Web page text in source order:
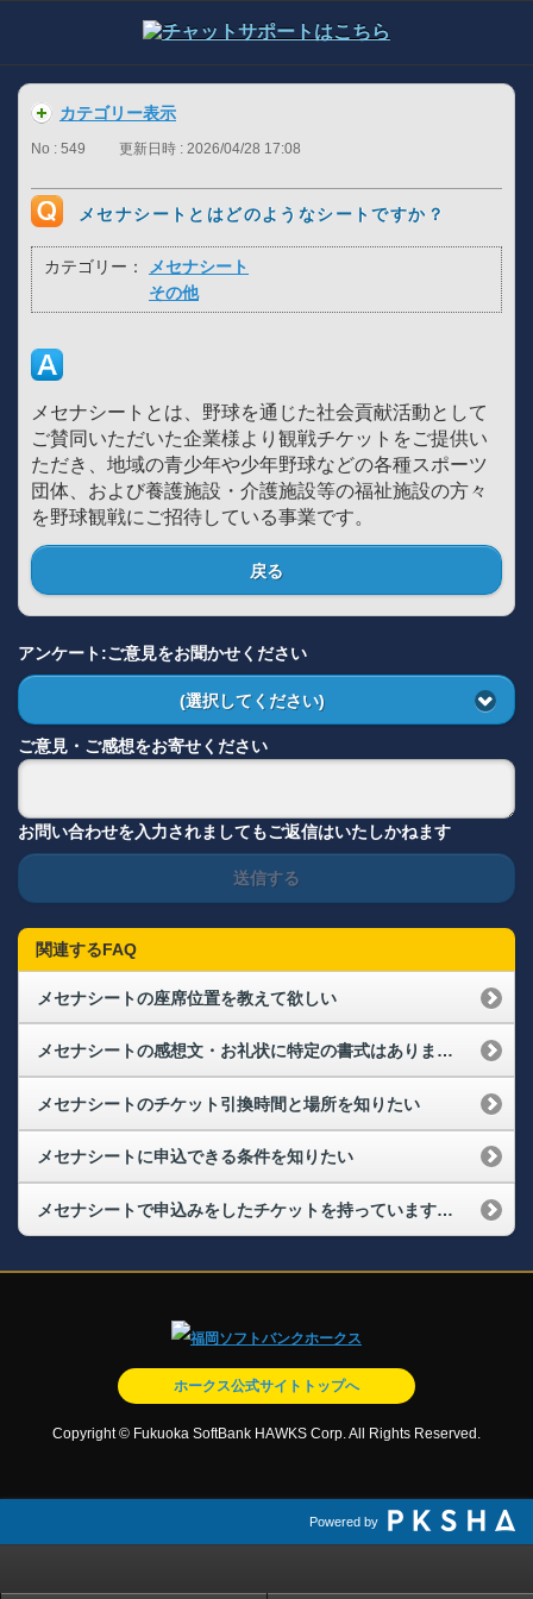
カテゴリー表示
No : 549 更新日時 : 2026/04/28 17:08
メセナシートとはどのようなシートですか？
カテゴリー：
メセナシート
その他
メセナシートとは、野球を通じた社会貢献活動として
ご賛同いただいた企業様より観戦チケットをご提供い
ただき、地域の青少年や少年野球などの各種スポーツ
団体、および養護施設・介護施設等の福祉施設の方々
を野球観戦にご招待している事業です。
戻る
アンケート:ご意見をお聞かせください
(選択してください)
ご意見・ご感想をお寄せください
お問い合わせを入力されましてもご返信はいたしかねます
送信する
関連するFAQ
メセナシートの座席位置を教えて欲しい
メセナシートの感想文・お礼状に特定の書式はありますか？
メセナシートのチケット引換時間と場所を知りたい
メセナシートに申込できる条件を知りたい
メセナシートで申込みをしたチケットを持っています。高齢者や足の不自由な人がいるので、できるだけ階段の上り下りがない席に座りたいのですが、どうしたらいいですか？
ホークス公式サイトトップへ
Copyright © Fukuoka SoftBank HAWKS Corp. All Rights Reserved.
Powered by